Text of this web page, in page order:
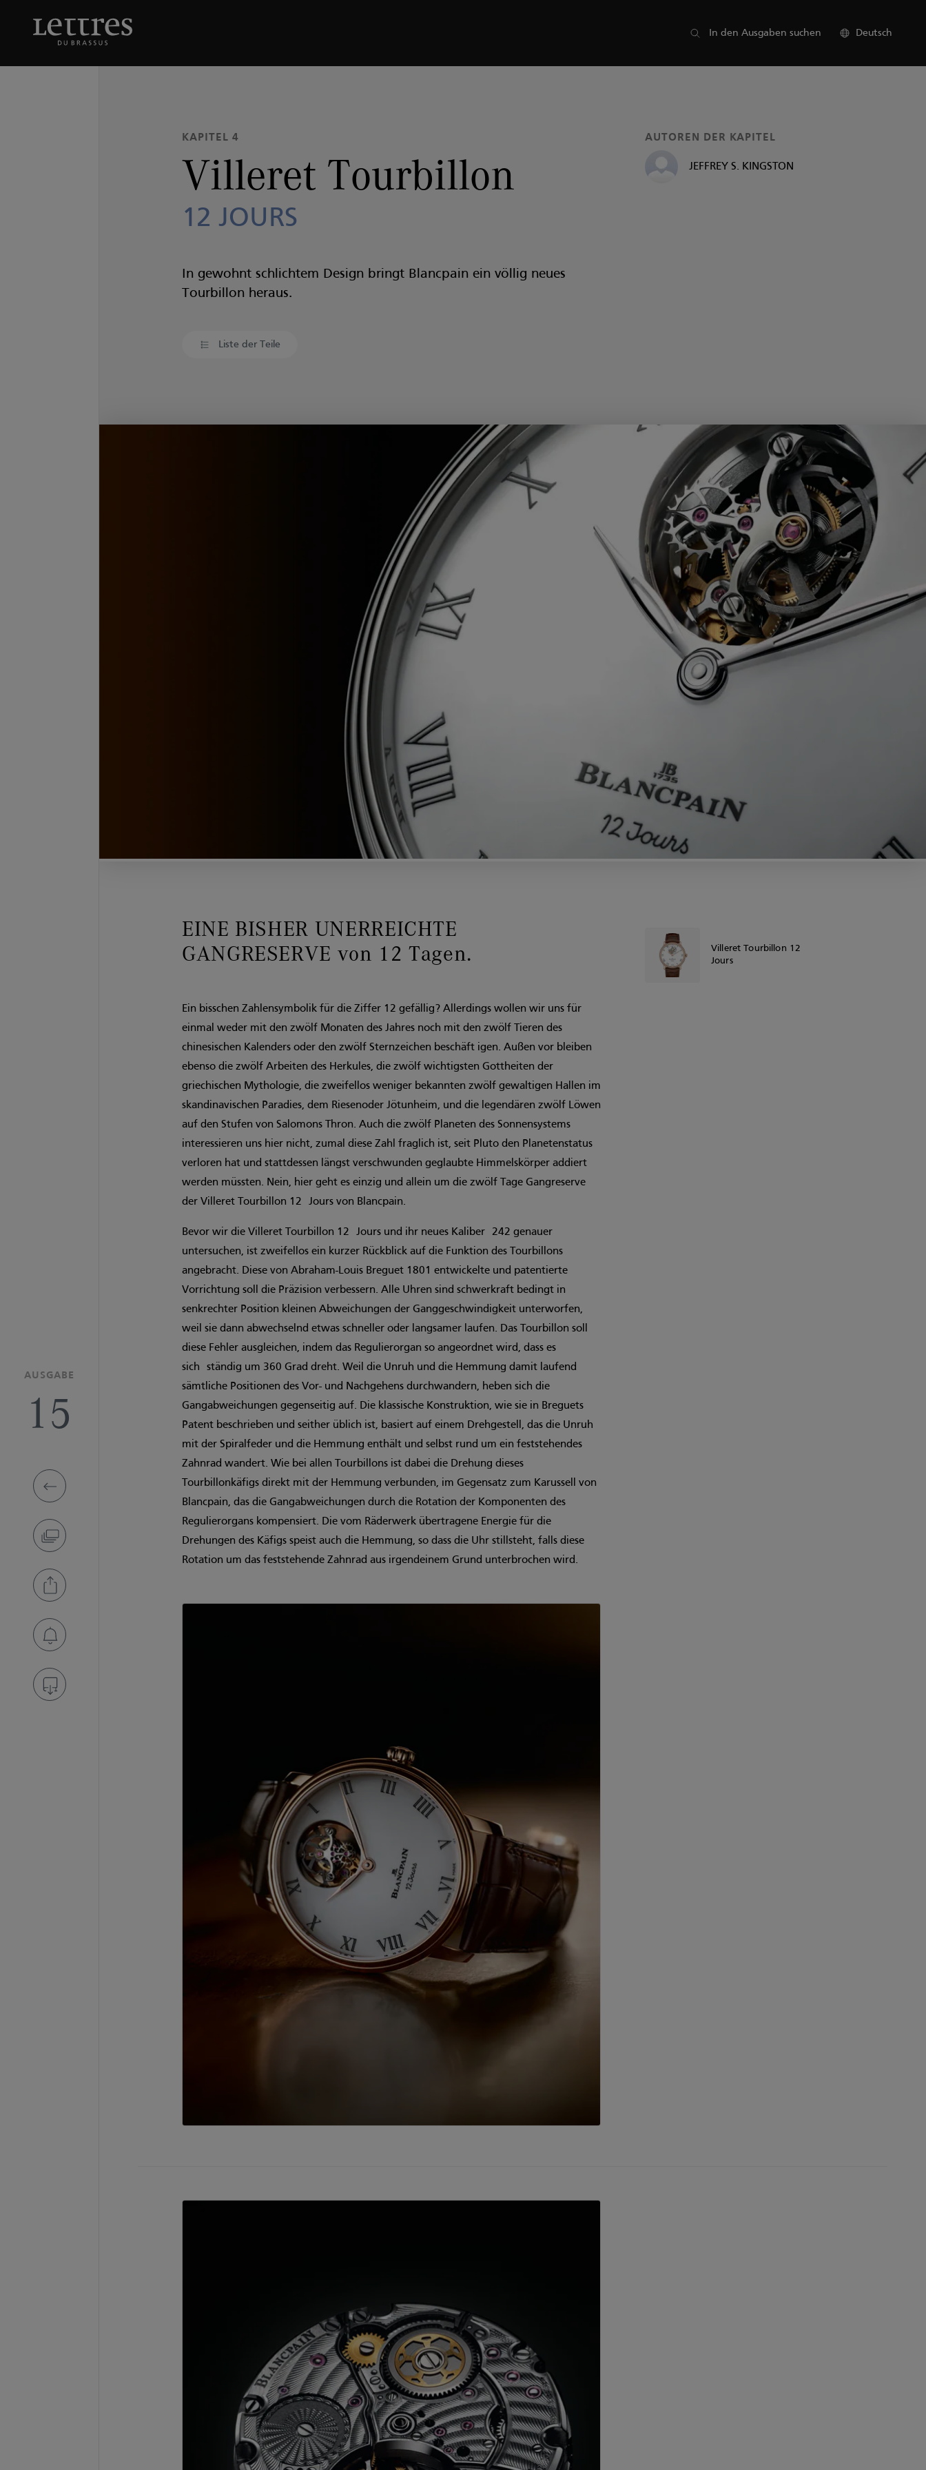
content
In den Ausgaben suchen Deutsch
AUSGABE
15
KAPITEL 4
Villeret Tourbillon
12 JOURS
In gewohnt schlichtem Design bringt Blancpain ein völlig neues
Tourbillon heraus.
Liste der Teile
AUTOREN DER KAPITEL
JEFFREY S. KINGSTON
EINE BISHER UNERREICHTE
GANGRESERVE von 12 Tagen.
Ein bisschen Zahlensymbolik für die Ziffer 12 gefällig? Allerdings wollen wir uns für
einmal weder mit den zwölf Monaten des Jahres noch mit den zwölf Tieren des
chinesischen Kalenders oder den zwölf Sternzeichen beschäft igen. Außen vor bleiben
ebenso die zwölf Arbeiten des Herkules, die zwölf wichtigsten Gottheiten der
griechischen Mythologie, die zweifellos weniger bekannten zwölf gewaltigen Hallen im
skandinavischen Paradies, dem Riesenoder Jötunheim, und die legendären zwölf Löwen
auf den Stufen von Salomons Thron. Auch die zwölf Planeten des Sonnensystems
interessieren uns hier nicht, zumal diese Zahl fraglich ist, seit Pluto den Planetenstatus
verloren hat und stattdessen längst verschwunden geglaubte Himmelskörper addiert
werden müssten. Nein, hier geht es einzig und allein um die zwölf Tage Gangreserve
der Villeret Tourbillon 12 Jours von Blancpain.
Bevor wir die Villeret Tourbillon 12 Jours und ihr neues Kaliber 242 genauer
untersuchen, ist zweifellos ein kurzer Rückblick auf die Funktion des Tourbillons
angebracht. Diese von Abraham-Louis Breguet 1801 entwickelte und patentierte
Vorrichtung soll die Präzision verbessern. Alle Uhren sind schwerkraft bedingt in
senkrechter Position kleinen Abweichungen der Ganggeschwindigkeit unterworfen,
weil sie dann abwechselnd etwas schneller oder langsamer laufen. Das Tourbillon soll
diese Fehler ausgleichen, indem das Regulierorgan so angeordnet wird, dass es
sich ständig um 360 Grad dreht. Weil die Unruh und die Hemmung damit laufend
sämtliche Positionen des Vor- und Nachgehens durchwandern, heben sich die
Gangabweichungen gegenseitig auf. Die klassische Konstruktion, wie sie in Breguets
Patent beschrieben und seither üblich ist, basiert auf einem Drehgestell, das die Unruh
mit der Spiralfeder und die Hemmung enthält und selbst rund um ein feststehendes
Zahnrad wandert. Wie bei allen Tourbillons ist dabei die Drehung dieses
Tourbillonkäfigs direkt mit der Hemmung verbunden, im Gegensatz zum Karussell von
Blancpain, das die Gangabweichungen durch die Rotation der Komponenten des
Regulierorgans kompensiert. Die vom Räderwerk übertragene Energie für die
Drehungen des Käfigs speist auch die Hemmung, so dass die Uhr stillsteht, falls diese
Rotation um das feststehende Zahnrad aus irgendeinem Grund unterbrochen wird.
Villeret Tourbillon 12
Jours